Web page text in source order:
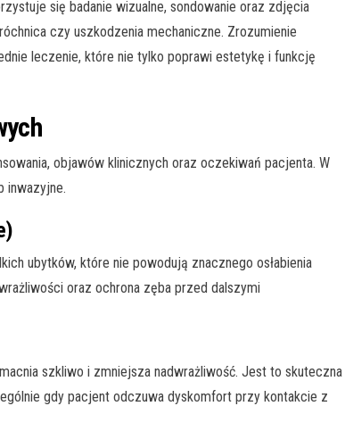
się badanie wizualne, sondowanie oraz zdjęcia
czy uszkodzenia mechaniczne. Zrozumienie
leczenie, które nie tylko poprawi estetykę i funkcję
objawów klinicznych oraz oczekiwań pacjenta. W
inwazyjne.
ubytków, które nie powodują znacznego osłabienia
oraz ochrona zęba przed dalszymi
szkliwo i zmniejsza nadwrażliwość. Jest to skuteczna
gdy pacjent odczuwa dyskomfort przy kontakcie z